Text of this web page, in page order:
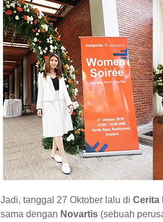
Jadi, tanggal 27 Oktober lalu di Cerita
sama dengan Novartis (sebuah